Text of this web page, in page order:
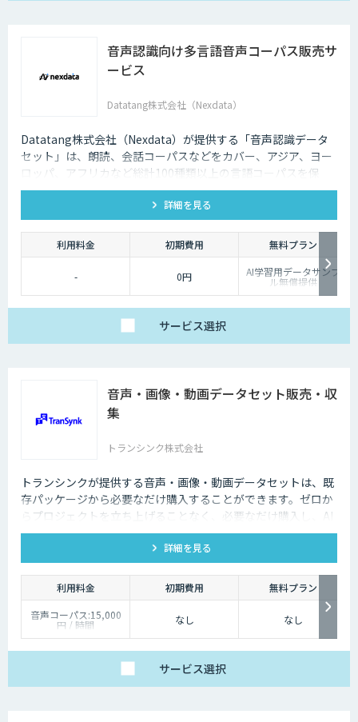
音声認識向け多言語音声コーパス販売サ
ービス
Datatang株式会社（Nexdata）
Datatang株式会社（Nexdata）が提供する「音声認識データ
セット」は、朗読、会話コーパスなどをカバー、アジア、ヨー
ロッパ、アフリカなど総計100種類以上の言語コーパスを保
有、様々な音声認識・合成タスクに対応可能です。
詳細を見る
利用料金 初期費用 無料プラン
- 0円 AI学習用データサンプ
ル無償提供
サービス選択
音声・画像・動画データセット販売・収
集
トランシンク株式会社
トランシンクが提供する音声・画像・動画データセットは、既
存パッケージから必要なだけ購入することができます。ゼロか
らプロジェクトを立ち上げることなく、必要なだけ購入し、AI
モデルの開発ができます。
詳細を見る
利用料金 初期費用
無料プラン
音声コーパス:15,000
円 / 時間
人物写真画像収集:300
なし なし
サービス選択